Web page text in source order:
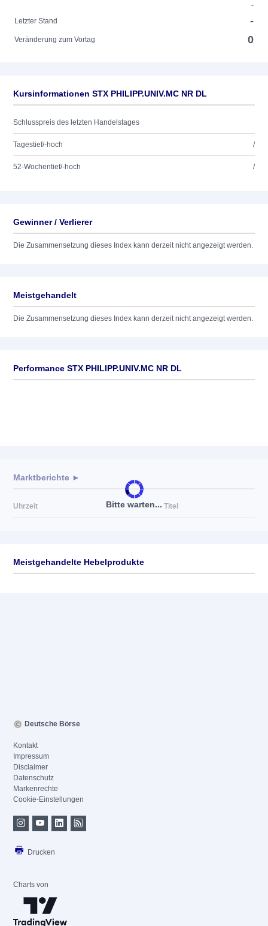
-
Letzter Stand
-
Veränderung zum Vortag 0
Kursinformationen STX PHILIPP.UNIV.MC NR DL
Schlusspreis des letzten Handelstages
Tagestief/-hoch /
52-Wochentief/-hoch /
Gewinner / Verlierer
Die Zusammensetzung dieses Index kann derzeit nicht angezeigt werden.
Meistgehandelt
Die Zusammensetzung dieses Index kann derzeit nicht angezeigt werden.
Performance STX PHILIPP.UNIV.MC NR DL
Bitte warten...
Marktberichte ►
Uhrzeit Titel
Meistgehandelte Hebelprodukte
Deutsche Börse
Kontakt
Impressum
Disclaimer
Datenschutz
Markenrechte
Cookie-Einstellungen
Drucken
Charts von